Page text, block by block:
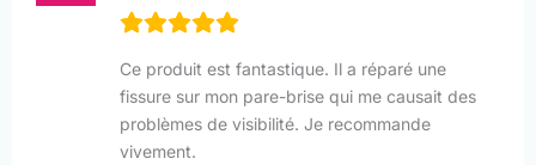
Ce produit est fantastique. Il a réparé une
fissure sur mon pare-brise qui me causait des
problèmes de visibilité. Je recommande
vivement.